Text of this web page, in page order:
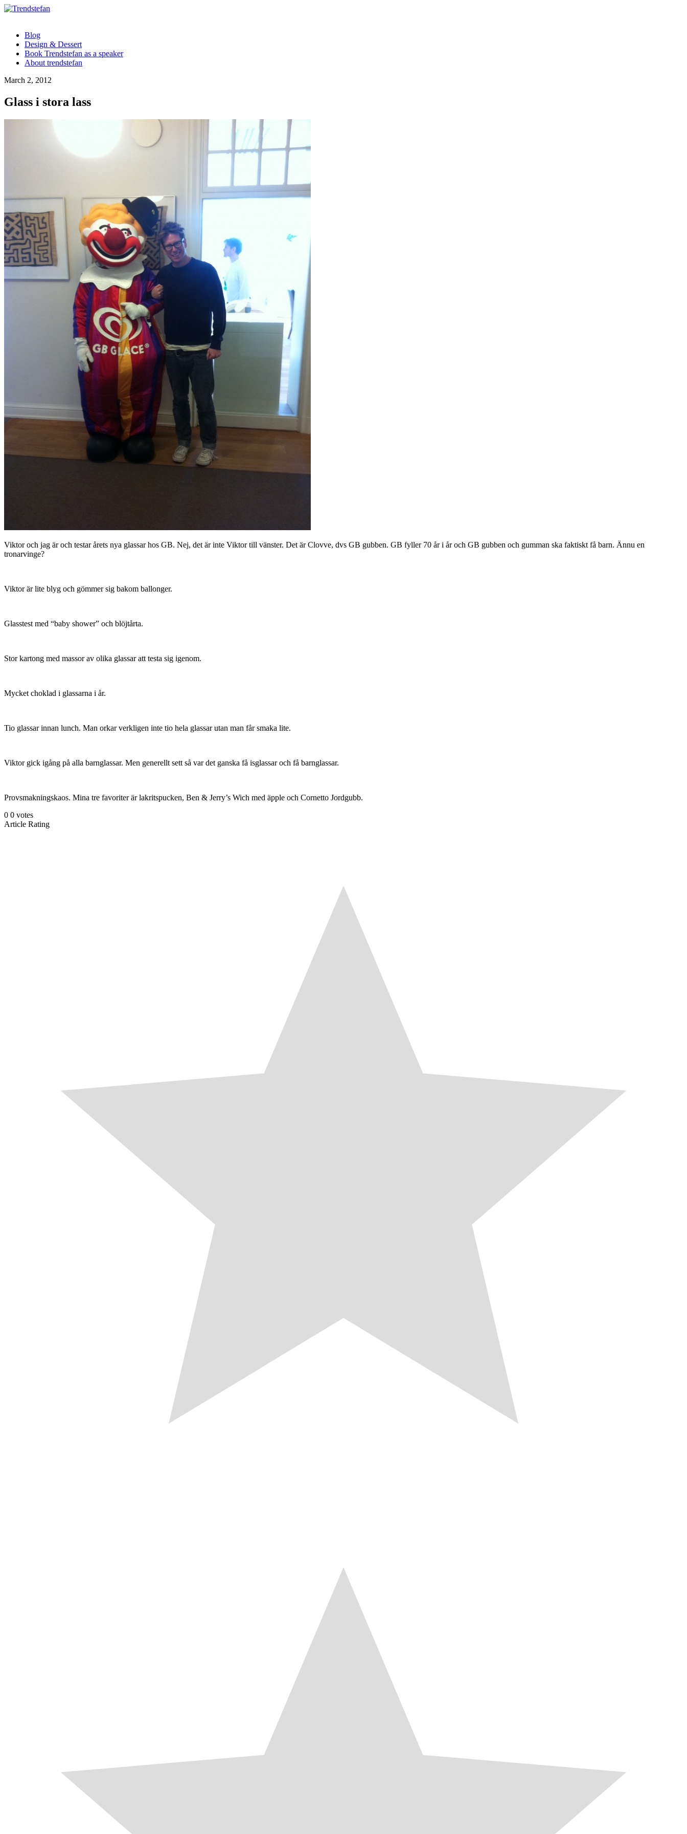
Blog
Design & Dessert
Book Trendstefan as a speaker
About trendstefan
March 2, 2012
Glass i stora lass
Viktor och jag är och testar årets nya glassar hos GB. Nej, det är inte Viktor till vänster. Det är Clovve, dvs GB gubben. GB fyller 70 år i år och GB gubben och gumman ska faktiskt få barn. Ännu en
tronarvinge?
Viktor är lite blyg och gömmer sig bakom ballonger.
Glasstest med “baby shower” och blöjtårta.
Stor kartong med massor av olika glassar att testa sig igenom.
Mycket choklad i glassarna i år.
Tio glassar innan lunch. Man orkar verkligen inte tio hela glassar utan man får smaka lite.
Viktor gick igång på alla barnglassar. Men generellt sett så var det ganska få isglassar och få barnglassar.
Provsmakningskaos. Mina tre favoriter är lakritspucken, Ben & Jerry’s Wich med äpple och Cornetto Jordgubb.
0 0 votes
Article Rating